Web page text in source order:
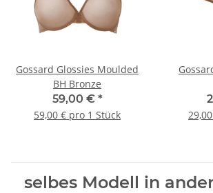
Gossard Glossies Moulded
BH Bronze
59,00 € *
59,00 € pro 1 Stück
selbes Modell in